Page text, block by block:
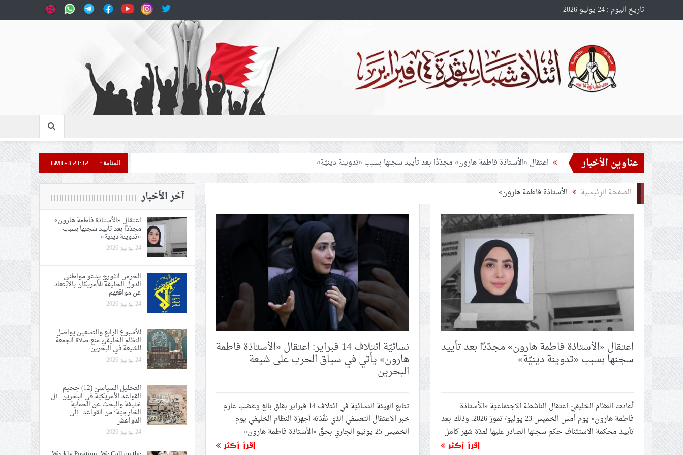
تاريخ اليوم : 24 يوليو 2026
عناوين الأخبار
الحرس الثوريّ يدعو مواطني الدول الحليفة للأمريكان بالابتعاد عن مواقعهم
للأسبوع الرابع والتسعين يواصل النظام الخليفيّ منع صلاة الجمعة للشيعة في البحرين
التحليل السياسيّ (12) جحيم القواعد الأمريكيّة في البحرين.. آل خليفة والبحث عن الحماية الخارجيّة: من القواعد.. إلى الدواعش
مسيرة لأبناء الجالية البحرانيّة في قمّ تضامنًا مع العلماء المعتقلين
إيران تستهدف قاعدة الشيخ عيسى والبنية التحتية لـ«أمازون» في البحرين
كارثة صحيّة في غزّة.. آلاف مرضى السرطان يواجهون الموت بلا علاج
تحذير إيراني شديد: استهداف المراكز النوويّة يعني توسيع الحرب في المنطقة
حمدان: انتخاب “خليل الحية” يجسّد تماسك حماس ويؤكّد استمرار نهج المقاومة
ائتلاف 14 فبراير يدعو شعب البحرين إلى تحمّل مسؤوليّة إيقاف الطاغية حمد عن إلحاقها بالمشروع الأمريكيّ- الصهيونيّ
اعتقال «الأستاذة فاطمة هارون» مجدّدًا بعد تأييد سجنها بسبب «تدوينة دينيّة»
GMT+3 23:32 المنامة :
الصفحة الرئيسية الأستاذة فاطمة هارون»
اعتقال «الأستاذة فاطمة هارون» مجدّدًا بعد تأييد
سجنها بسبب «تدوينة دينيّة»
أعادت النظام الخليفيّ اعتقال الناشطة الاجتماعيّة «الأستاذة
فاطمة هارون» يوم أمس الخميس 23 يوليو/ تموز 2026، وذلك بعد
تأييد محكمة الاستئناف حكم سجنها الصادر عليها لمدّة شهر كامل
اقرأ أكثر
نسائيّة ائتلاف 14 فبراير: اعتقال «الأستاذة فاطمة
هارون» يأتي في سياق الحرب على شيعة
البحرين
تتابع الهيئة النسائيّة في ائتلاف 14 فبراير بقلق بالغ وغضب عارم
خبر الاعتقال التعسفي الذي نفّذته أجهزة النظام الخليفي يوم
الخميس 25 يونيو الجاري بحقّ «الأستاذة فاطمة هارون»
اقرأ أكثر
آخر الأخبار
اعتقال «الأستاذة فاطمة هارون»
مجدّدًا بعد تأييد سجنها بسبب
«تدوينة دينيّة»
24 يوليو 2026
الحرس الثوريّ يدعو مواطني
الدول الحليفة للأمريكان بالابتعاد
عن مواقعهم
24 يوليو 2026
للأسبوع الرابع والتسعين يواصل
النظام الخليفيّ منع صلاة الجمعة
للشيعة في البحرين
24 يوليو 2026
التحليل السياسيّ (12) جحيم
القواعد الأمريكيّة في البحرين.. آل
خليفة والبحث عن الحماية
الخارجيّة: من القواعد.. إلى
الدواعش
24 يوليو 2026